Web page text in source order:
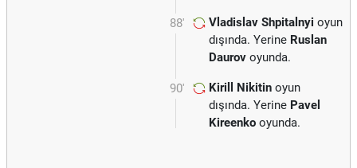
88' Vladislav Shpitalnyi oyun
dışında. Yerine Ruslan
Daurov oyunda.
90' Kirill Nikitin oyun
dışında. Yerine Pavel
Kireenko oyunda.